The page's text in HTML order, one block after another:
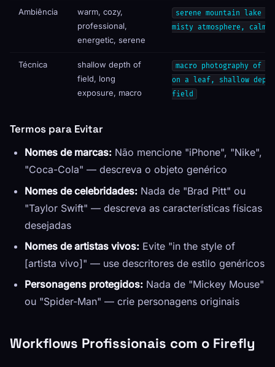
Ambiência
warm, cozy,
professional,
energetic, serene
serene mountain lake at
misty atmosphere, calm
Técnica
shallow depth of
field, long
exposure, macro
macro photography of
on a leaf, shallow
field
Termos para Evitar
Nomes de marcas: Não mencione "iPhone", "Nike",
"Coca-Cola" — descreva o objeto genérico
Nomes de celebridades: Nada de "Brad Pitt" ou
"Taylor Swift" — descreva as características físicas
desejadas
Nomes de artistas vivos: Evite "in the style of
[artista vivo]" — use descritores de estilo genéricos
Personagens protegidos: Nada de "Mickey Mouse"
ou "Spider-Man" — crie personagens originais
Workflows Profissionais com o Firefly